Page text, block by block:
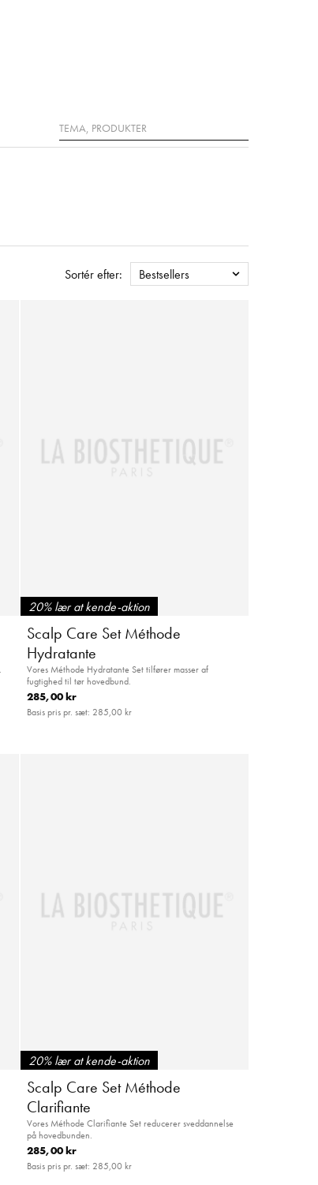
Søg
Sortér efter: Bestsellers
20% lær at kende-aktion
Scalp Care Set Méthode
Hydratante
Vores Méthode Hydratante Set tilfører masser af
fugtighed til tør hovedbund.
285,00 kr
Basis pris pr. sæt: 285,00 kr
20% lær at kende-aktion
Scalp Care Set Méthode
Clarifiante
Vores Méthode Clarifiante Set reducerer sveddannelse
på hovedbunden.
285,00 kr
Basis pris pr. sæt: 285,00 kr